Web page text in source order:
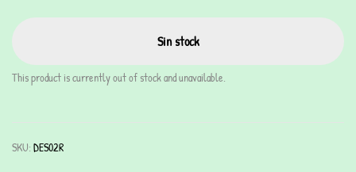
Sin stock
This product is currently out of stock and unavailable.
SKU: DES02R